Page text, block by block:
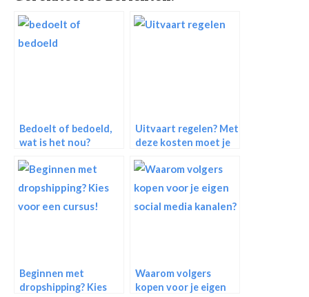
Bedoelt of bedoeld,
wat is het nou?
Uitvaart regelen? Met
deze kosten moet je
Beginnen met
dropshipping? Kies
Waarom volgers
kopen voor je eigen